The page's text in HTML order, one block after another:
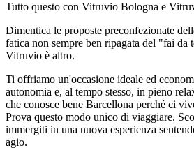
Tutto questo con Vitruvio Bologna e
Dimentica le proposte preconfezionate
fatica non sempre ben ripagata del "fai da
Vitruvio è altro.
Ti offriamo un'occasione ideale ed
autonomia e, al tempo stesso, in pieno
che conosce bene Barcellona perché ci
Prova questo modo unico di viaggiare.
immergiti in una nuova esperienza
agio.